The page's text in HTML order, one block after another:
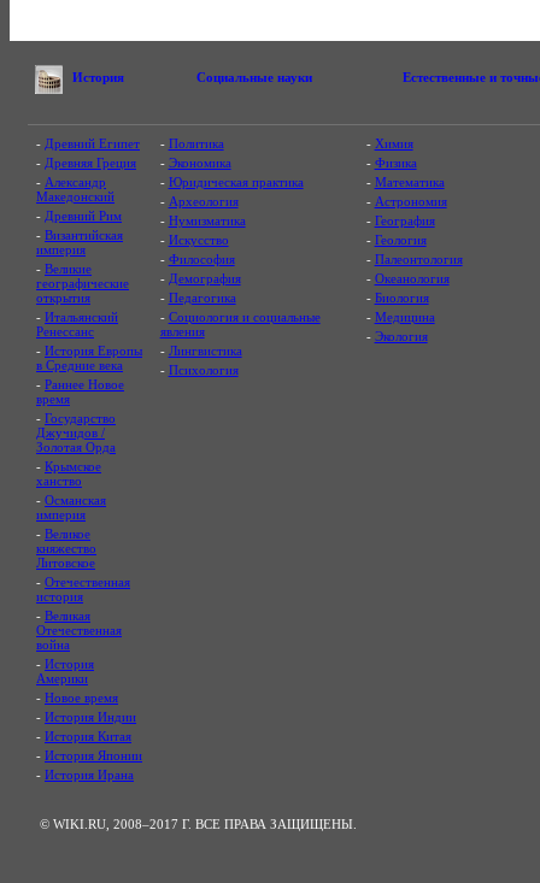
История Социальные науки Естественные и
- Древний Египет
- Древняя Греция
- Александр
Македонский
- Древний Рим
- Византийская
империя
- Великие
географические
открытия
- Итальянский
Ренессанс
- История Европы
в Средние века
- Раннее Новое
время
- Государство
Джучидов /
Золотая Орда
- Крымское
ханство
- Османская
империя
- Великое
княжество
Литовское
- Отечественная
история
- Великая
Отечественная
война
- История
Америки
- Новое время
- История Индии
- История Китая
- История Японии
- История Ирана
- Политика
- Экономика
- Юридическая практика
- Археология
- Нумизматика
- Искусство
- Философия
- Демография
- Педагогика
- Социология и социальные
явления
- Лингвистика
- Психология
- Химия
- Физика
- Математика
- Астрономия
- География
- Геология
- Палеонтология
- Океанология
- Биология
- Медицина
- Экология
© WIKI.RU, 2008–2017 Г. ВСЕ ПРАВА ЗАЩИЩЕНЫ.